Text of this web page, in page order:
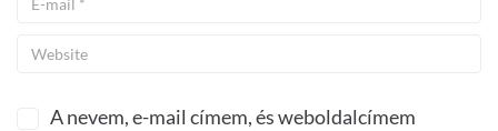
A nevem, e-mail címem, és weboldalcímem